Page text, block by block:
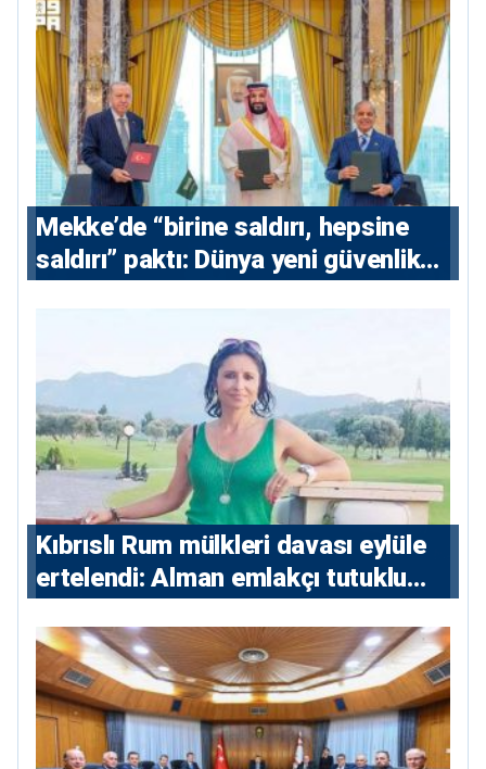
Mekke’de “birine saldırı, hepsine
saldırı” paktı: Dünya yeni güvenlik
Kıbrıslı Rum mülkleri davası eylüle
ertelendi: Alman emlakçı tutuklu